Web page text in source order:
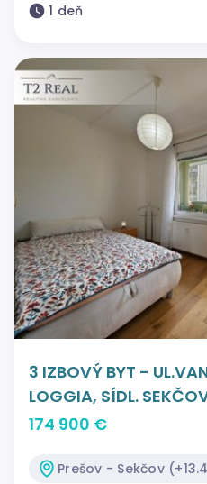
1 deň
3 IZBOVÝ BYT -
LOGGIA, SÍDL.
174 900 €
Prešov - Sekčov